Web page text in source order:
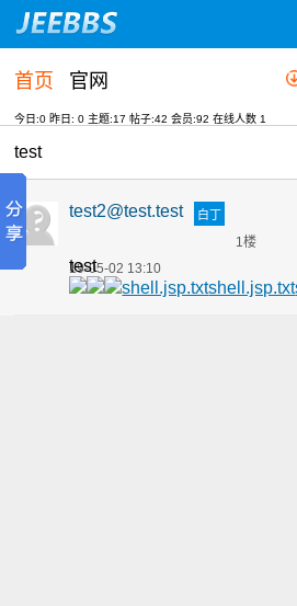
首页 官网
今日:0 昨日: 0 主题:17 帖子:42 会员:92 在线人数 1
test
test2@test.test 白丁
1楼
19-05-02 13:10
test
shell.jsp.txtshell.jsp.txt